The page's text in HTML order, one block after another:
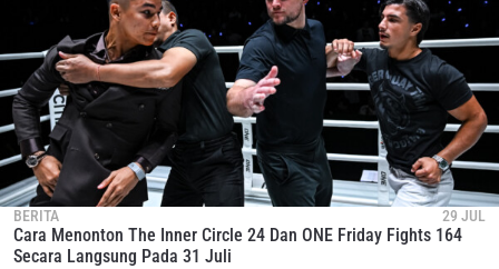
BERITA 29 JUL
Cara Menonton The Inner Circle 24 Dan ONE Friday Fights 164
Secara Langsung Pada 31 Juli